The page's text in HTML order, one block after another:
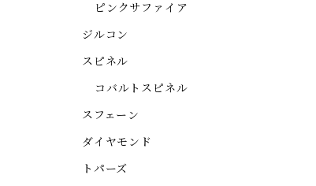
ピンクサファイア
ジルコン
スピネル
コバルトスピネル
スフェーン
ダイヤモンド
トパーズ